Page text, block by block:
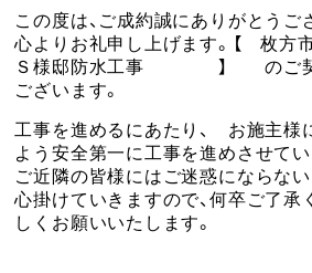
この度は、ご成約誠にありがとうご
心よりお礼申し上げます。【 枚方
Ｓ様邸防水工事 】 のご契約
ございます。
工事を進めるにあたり、 お施主様
よう安全第一に工事を進めさせてい
ご近隣の皆様にはご迷惑にならな
心掛けていきますので、何卒ご了承
しくお願いいたします。